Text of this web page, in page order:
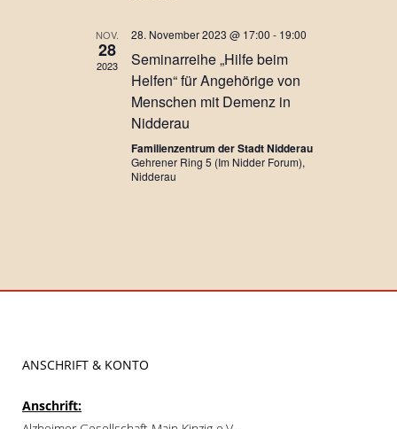
NOV.
28
2023
28. November 2023 @ 17:00 - 19:00
Seminarreihe „Hilfe beim
Helfen“ für Angehörige von
Menschen mit Demenz in
Nidderau
Familienzentrum der Stadt Nidderau
Gehrener Ring 5 (Im Nidder Forum),
Nidderau
ANSCHRIFT & KONTO
Anschrift: